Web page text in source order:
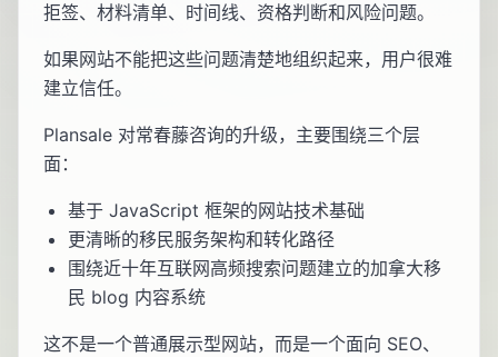
拒签、材料清单、时间线、资格判断和风险问题。
如果网站不能把这些问题清楚地组织起来，用户很难
建立信任。
Plansale 对常春藤咨询的升级，主要围绕三个层
面：
基于 JavaScript 框架的网站技术基础
更清晰的移民服务架构和转化路径
围绕近十年互联网高频搜索问题建立的加拿大移
民 blog 内容系统
这不是一个普通展示型网站，而是一个面向 SEO、